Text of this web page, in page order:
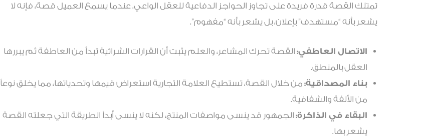
تمتلك القصة قدرة فريدة على تجاوز الحواجز الدفاعية للعقل الواعي. عندما يسمع العميل قصة، فإنه لا
يشعر بأنه “مستهدف” بإعلان، بل يشعر بأنه “مفهوم”.
الاتصال العاطفي: القصة تحرك المشاعر، والعلم يثبت أن القرارات الشرائية تبدأ من العاطفة ثم يبررها
العقل بالمنطق.
بناء المصداقية: من خلال القصة، تستطيع العلامة التجارية استعراض قيمها وتحدياتها، مما يخلق نوعاً
من الألفة والشفافية.
البقاء في الذاكرة: الجمهور قد ينسى مواصفات المنتج، لكنه لا ينسى أبداً الطريقة التي جعلته القصة
يشعر بها.